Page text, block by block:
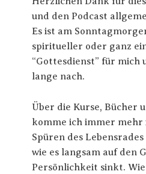
und den Podcast
Es ist am
spiritueller oder ganz
“Gottesdienst” für mich
lange nach.
Über die Kurse, Bücher
komme ich immer mehr
Spüren des
wie es langsam auf den
Persönlichkeit sinkt.